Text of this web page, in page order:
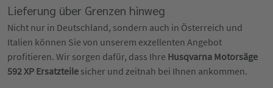
Lieferung über Grenzen hinweg
Nicht nur in Deutschland, sondern auch in Österreich und
Italien können Sie von unserem exzellenten Angebot
profitieren. Wir sorgen dafür, dass Ihre Husqvarna Motorsäge
592 XP Ersatzteile sicher und zeitnah bei Ihnen ankommen.